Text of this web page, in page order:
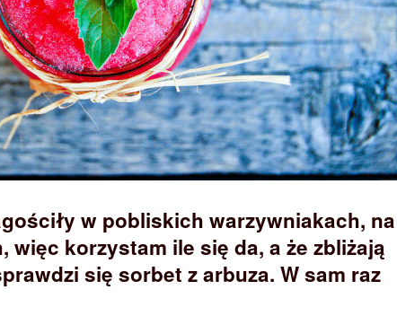
w pobliskich warzywniakach, na
więc korzystam ile się da, a że zbliżają
się sorbet z arbuza. W sam raz